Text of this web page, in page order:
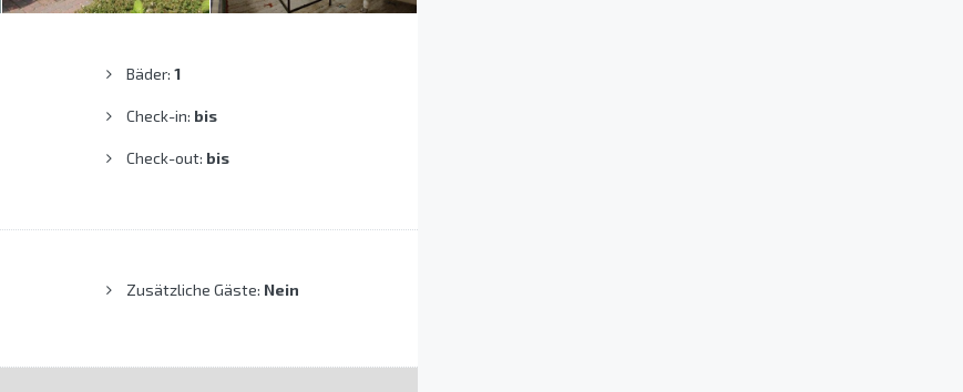
Bäder:1
Check-in: bis
Check-out: bis
Zusätzliche Gäste: Nein